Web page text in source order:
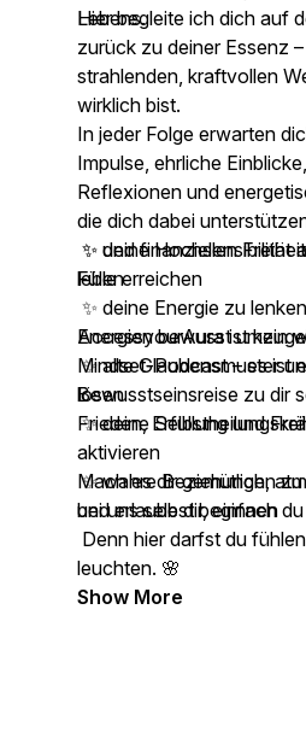
Lebens.
Hier begleite ich dich auf
zurück zu deiner Essenz
strahlenden, kraftvollen
wirklich bist.
In jeder Folge erwarten
Impulse, ehrliche
Reflexionen und
die dich dabei
✨ deine Hochsensibilität
leben
✨ deine Energie zu
Energien bewusst
✨ alte Glaubensmuster
lösen
✨ deine
aktivieren
✨ wahre Beziehungen
bei uns selbst beginnen
✨ und finanziellen
Fülle erreichen
AccessyourAura ist kein
Mindset-Podcast – es ist
Bewusstseinsreise zu dir
Frieden, Erfüllung und
Mach es dir gemütlich,
und erlaube dir, einfach
Denn hier darfst du
leuchten. 🌸
Show More